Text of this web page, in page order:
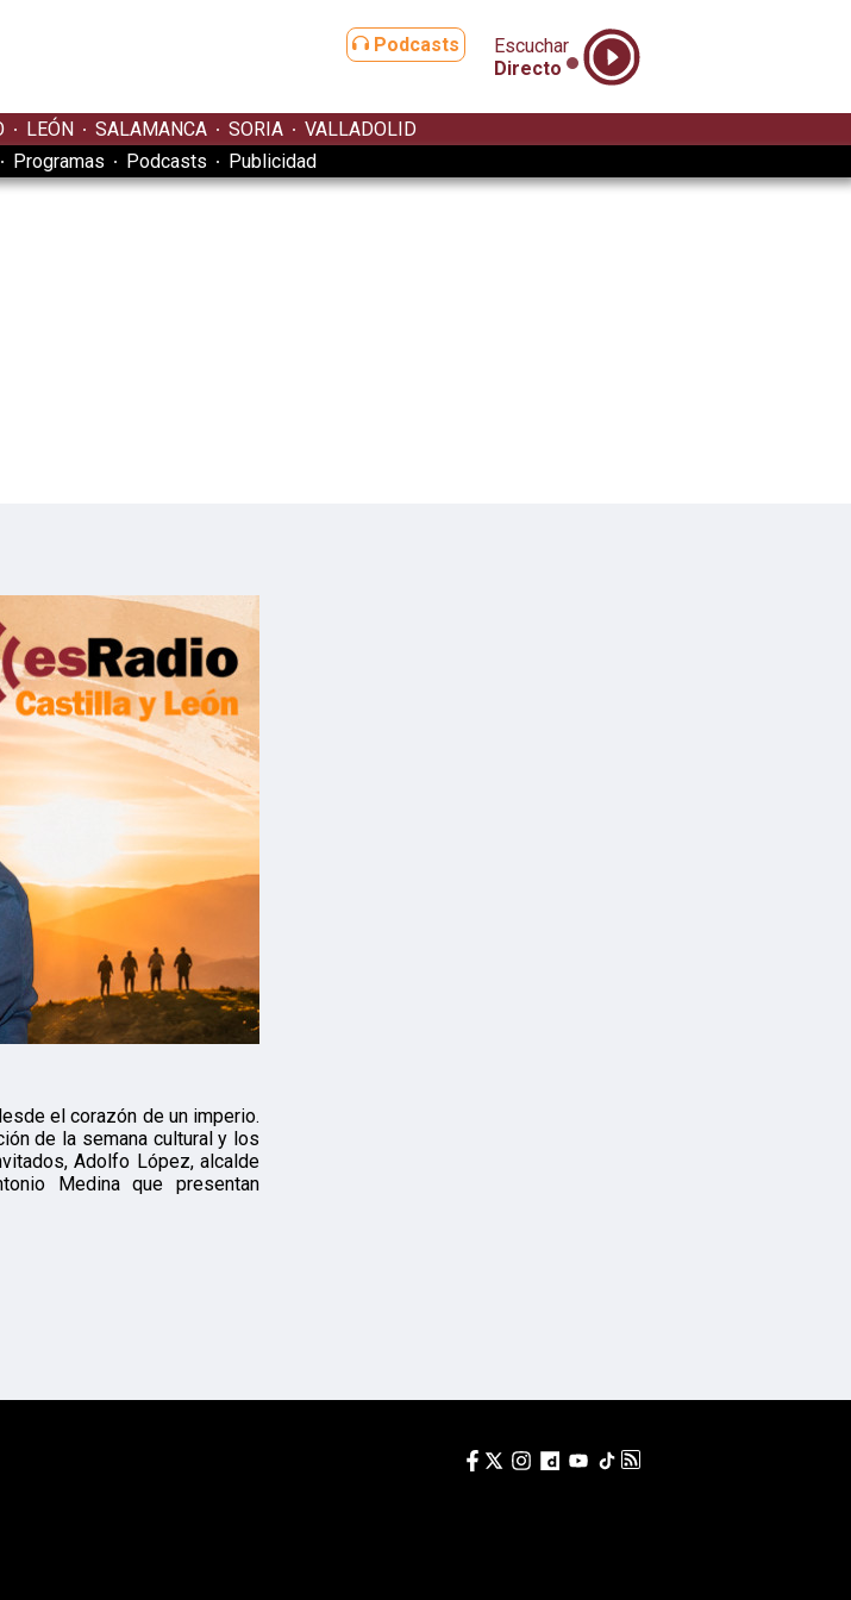
Podcasts
Escuchar
Directo
LEÓN SALAMANCA SORIA
VALLADOLID
Programas Podcasts Publicidad
el corazón de un imperio.
de la semana cultural y los
Adolfo López, alcalde
Medina que presentan